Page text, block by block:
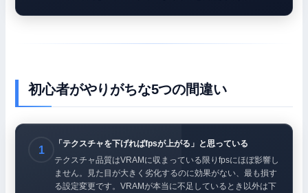
初心者がやりがちな5つの間違い
「テクスチャを下げればfpsが上がる」と思っている
テクスチャ品質はVRAMに収まっている限りfpsにほぼ影響し
ません。見た目が大きく劣化するのに効果がない、最も損す
る設定変更です。VRAMが本当に不足しているとき以外は下